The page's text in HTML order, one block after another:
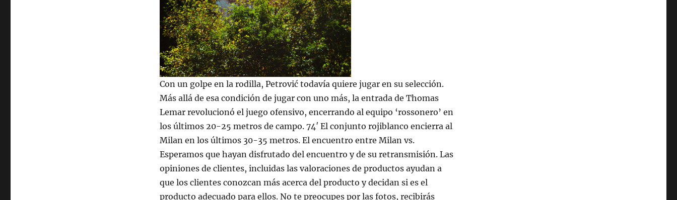
Con un golpe en la rodilla, Petrović todavía quiere jugar en su selección.
Más allá de esa condición de jugar con uno más, la entrada de Thomas
Lemar revolucionó el juego ofensivo, encerrando al equipo ‘rossonero’ en
los últimos 20-25 metros de campo. 74′ El conjunto rojiblanco encierra al
Milan en los últimos 30-35 metros. El encuentro entre Milan vs.
Esperamos que hayan disfrutado del encuentro y de su retransmisión. Las
opiniones de clientes, incluidas las valoraciones de productos ayudan a
que los clientes conozcan más acerca del producto y decidan si es el
producto adecuado para ellos. No te preocupes por las fotos, recibirás